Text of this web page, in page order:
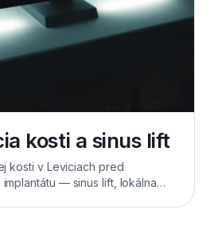
kosti a sinus lift
kosti v Leviciach pred
— sinus lift, lokálna